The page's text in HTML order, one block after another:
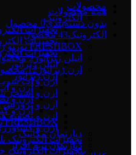
محصولات
الکترونیک
تجهیزات
تجهیزات
تجهیزات
اتیلن ژنراتور
ازن ژنراتور
ازن و
ازن و
ازن و
FRESHBOX توربو ژنراتور
دپارتمان مکانیک
دپارتمان نرم افزار
همهمحصولات
بدون دسته‌بندی0 محصول
الکترونیک43 محصول
FRESHBOX توربو ژنراتور
اتیلن ژنراتور2 محصول
ازن ژنراتور12 محصول
ازن و آب
ازن و استخر
ازن و پرورش
ازن و تصفیه
ازن و
تجهیزات الکترونیک
تجهیزات الکترونیک